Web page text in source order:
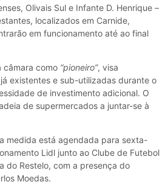
Olivais Sul e Infante D. Henrique –
localizados em Carnide,
em funcionamento até ao final
câmara como “pioneiro”, visa
existentes e sub-utilizadas durante o
de investimento adicional. O
de supermercados a juntar-se à
medida está agendada para sexta-
Lidl junto ao Clube de Futebol
do Restelo, com a presença do
Moedas.